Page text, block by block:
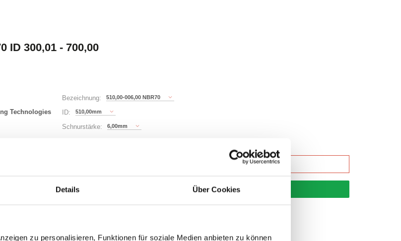
Details Über Cookies
zu personalisieren, Funktionen für soziale Medien anbieten zu können
ID 300,01 - 700,00
Technologies
Bezeichnung: 510,00-006,00 NBR70
ID: 510,00mm
Schnurstärke: 6,00mm